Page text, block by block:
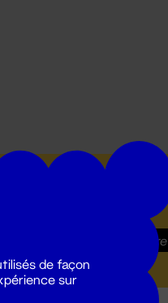
S'inscrire
de façon
sur